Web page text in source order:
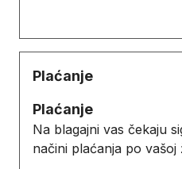
Plaćanje
Plaćanje
Na blagajni vas čekaju
načini plaćanja po vašoj